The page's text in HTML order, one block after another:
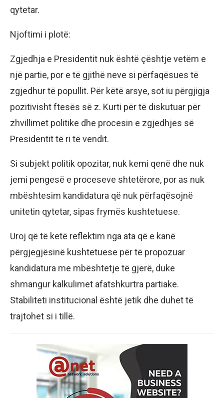
qytetar.
Njoftimi i plotë:
Zgjedhja e Presidentit nuk është çështje vetëm e
një partie, por e të gjithë neve si përfaqësues të
zgjedhur të popullit. Për këtë arsye, sot iu përgjigja
pozitivisht ftesës së z. Kurti për të diskutuar për
zhvillimet politike dhe procesin e zgjedhjes së
Presidentit të ri të vendit.
Si subjekt politik opozitar, nuk kemi qenë dhe nuk
jemi pengesë e proceseve shtetërore, por as nuk
mbështesim kandidatura që nuk përfaqësojnë
unitetin qytetar, sipas frymës kushtetuese.
Uroj që të ketë reflektim nga ata që e kanë
përgjegjësinë kushtetuese për të propozuar
kandidatura me mbështetje të gjerë, duke
shmangur kalkulimet afatshkurtra partiake.
Stabiliteti institucional është jetik dhe duhet të
trajtohet si i tillë.